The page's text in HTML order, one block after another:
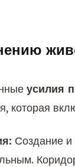
усилия
которая
Создание